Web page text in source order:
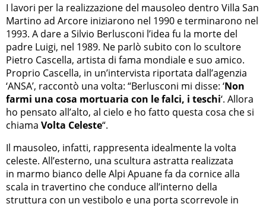
I lavori per la realizzazione del mausoleo dentro Villa San
Martino ad Arcore iniziarono nel 1990 e terminarono nel
1993. A dare a Silvio Berlusconi l’idea fu la morte del
padre Luigi, nel 1989. Ne parlò subito con lo scultore
Pietro Cascella, artista di fama mondiale e suo amico.
Proprio Cascella, in un’intervista riportata dall’agenzia
‘ANSA’, raccontò una volta: “Berlusconi mi disse: ‘Non
farmi una cosa mortuaria con le falci, i teschi‘. Allora
ho pensato all’alto, al cielo e ho fatto questa cosa che si
chiama Volta Celeste“.
Il mausoleo, infatti, rappresenta idealmente la volta
celeste. All’esterno, una scultura astratta realizzata
in marmo bianco delle Alpi Apuane fa da cornice alla
scala in travertino che conduce all’interno della
struttura con un vestibolo e una porta scorrevole in